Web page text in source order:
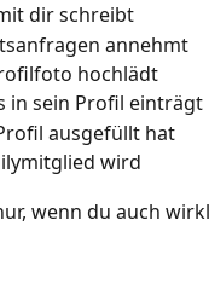
dir schreibt
annehmt
hochlädt
in sein Profil einträgt
ausgefüllt hat
wird
wenn du auch